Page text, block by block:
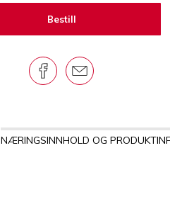
Bestill
NÆRINGSINNHOLD OG